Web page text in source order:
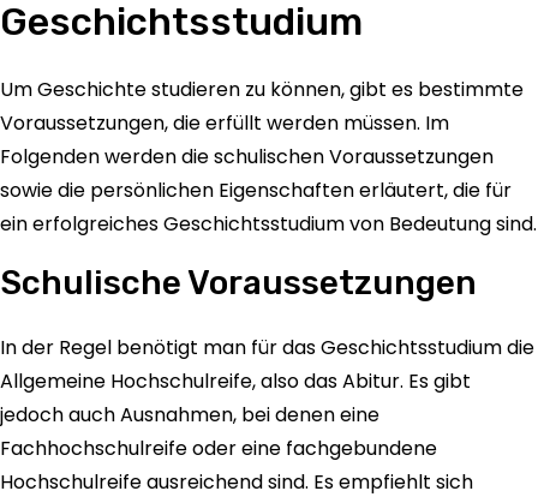
Geschichtsstudium
Um Geschichte studieren zu können, gibt es bestimmte
Voraussetzungen, die erfüllt werden müssen. Im
Folgenden werden die schulischen Voraussetzungen
sowie die persönlichen Eigenschaften erläutert, die für
ein erfolgreiches Geschichtsstudium von Bedeutung sind.
Schulische Voraussetzungen
In der Regel benötigt man für das Geschichtsstudium die
Allgemeine Hochschulreife, also das Abitur. Es gibt
jedoch auch Ausnahmen, bei denen eine
Fachhochschulreife oder eine fachgebundene
Hochschulreife ausreichend sind. Es empfiehlt sich